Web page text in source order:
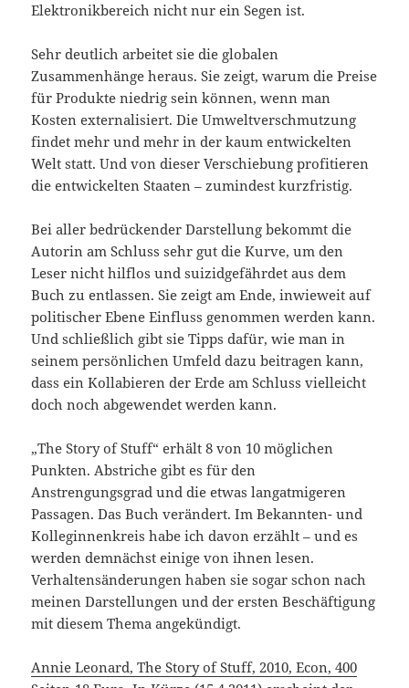
Elektronikbereich nicht nur ein Segen ist.
Sehr deutlich arbeitet sie die globalen
Zusammenhänge heraus. Sie zeigt, warum die Preise
für Produkte niedrig sein können, wenn man
Kosten externalisiert. Die Umweltverschmutzung
findet mehr und mehr in der kaum entwickelten
Welt statt. Und von dieser Verschiebung profitieren
die entwickelten Staaten – zumindest kurzfristig.
Bei aller bedrückender Darstellung bekommt die
Autorin am Schluss sehr gut die Kurve, um den
Leser nicht hilflos und suizidgefährdet aus dem
Buch zu entlassen. Sie zeigt am Ende, inwieweit auf
politischer Ebene Einfluss genommen werden kann.
Und schließlich gibt sie Tipps dafür, wie man in
seinem persönlichen Umfeld dazu beitragen kann,
dass ein Kollabieren der Erde am Schluss vielleicht
doch noch abgewendet werden kann.
„The Story of Stuff“ erhält 8 von 10 möglichen
Punkten. Abstriche gibt es für den
Anstrengungsgrad und die etwas langatmigeren
Passagen. Das Buch verändert. Im Bekannten- und
Kolleginnenkreis habe ich davon erzählt – und es
werden demnächst einige von ihnen lesen.
Verhaltensänderungen haben sie sogar schon nach
meinen Darstellungen und der ersten Beschäftigung
mit diesem Thema angekündigt.
Annie Leonard, The Story of Stuff, 2010, Econ, 400